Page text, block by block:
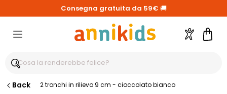
Consegna gratuita da 59€ 🚚
Account
Back 2 tronchi in rilievo 9 cm - cioccolato bianco